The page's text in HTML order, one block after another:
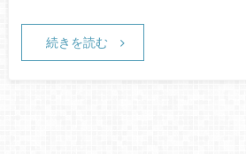
続きを読む